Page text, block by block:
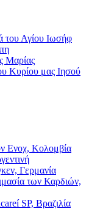
Αγίου Ιωσήφ
Μαρίας
Κυρίου μας Ιησού
Ενοχ, Κολομβία
Γερμανία
των Καρδιών,
SP, Βραζιλία